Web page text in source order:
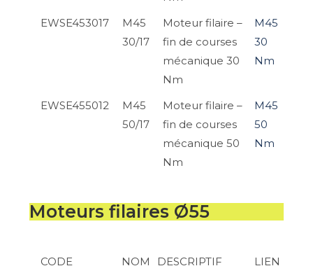
EWSE453017
M45
30/17
Moteur filaire –
fin de courses
mécanique 30
Nm
M45
30
Nm
EWSE455012
M45
50/17
Moteur filaire –
fin de courses
mécanique 50
Nm
M45
50
Nm
Moteurs filaires Ø55
CODE NOM DESCRIPTIF
LIEN